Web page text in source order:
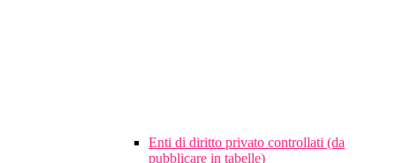
Enti di diritto privato controllati (da
pubblicare in tabelle)